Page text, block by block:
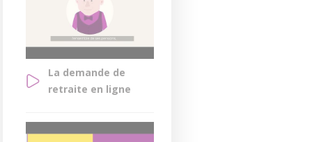
La demande de
retraite en ligne